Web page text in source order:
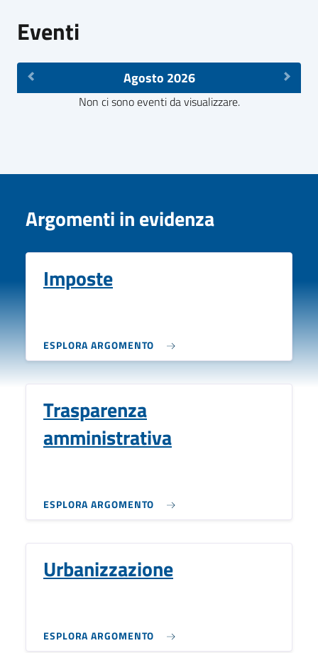
Eventi
Agosto 2026
Non ci sono eventi da visualizzare.
Argomenti in evidenza
Imposte
ESPLORA ARGOMENTO
Trasparenza
amministrativa
ESPLORA ARGOMENTO
Urbanizzazione
ESPLORA ARGOMENTO